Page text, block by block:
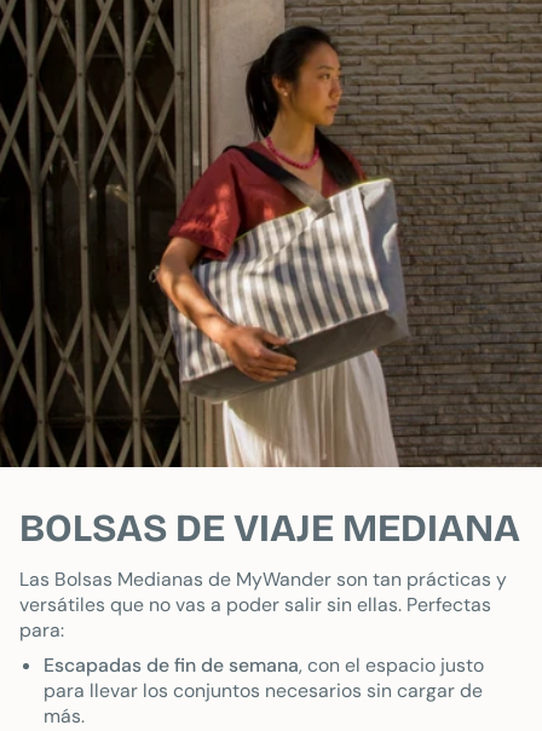
BOLSAS DE VIAJE MEDIANA
Las Bolsas Medianas de MyWander son tan prácticas y
versátiles que no vas a poder salir sin ellas. Perfectas
para:
Escapadas de fin de semana, con el espacio justo
para llevar los conjuntos necesarios sin cargar de
más.